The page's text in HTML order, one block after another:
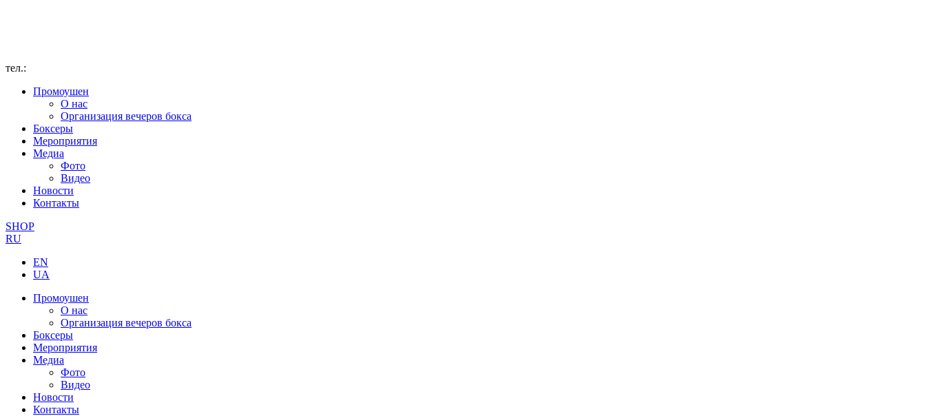
тел.:
Промоушен
О нас
Организация вечеров бокса
Боксеры
Мероприятия
Медиа
Фото
Видео
Новости
Контакты
SHOP
RU
EN
UA
Промоушен
О нас
Организация вечеров бокса
Боксеры
Мероприятия
Медиа
Фото
Видео
Новости
Контакты